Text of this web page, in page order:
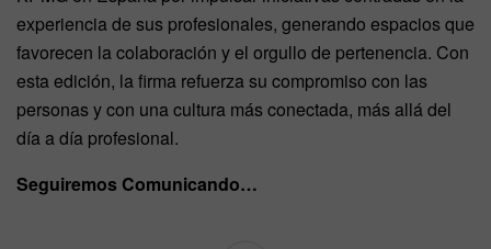
experiencia de sus profesionales, generando espacios que
favorecen la colaboración y el orgullo de pertenencia. Con
esta edición, la firma refuerza su compromiso con las
personas y con una cultura más conectada, más allá del
día a día profesional.
Seguiremos Comunicando…